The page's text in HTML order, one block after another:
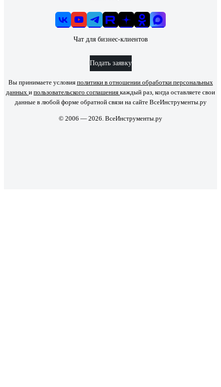
Чат для бизнес-клиентов
Подать заявку
Вы принимаете условия политики в отношении обработки персональных
данных и пользовательского соглашения каждый раз, когда оставляете свои
данные в любой форме обратной связи на сайте ВсеИнструменты.ру
© 2006 — 2026. ВсеИнструменты.ру